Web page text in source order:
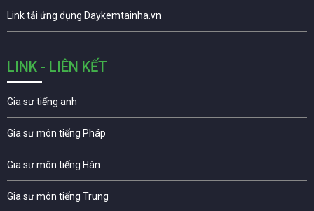
Link tải ứng dụng Daykemtainha.vn
LINK - LIÊN KẾT
Gia sư tiếng anh
Gia sư môn tiếng Pháp
Gia sư môn tiếng Hàn
Gia sư môn tiếng Trung